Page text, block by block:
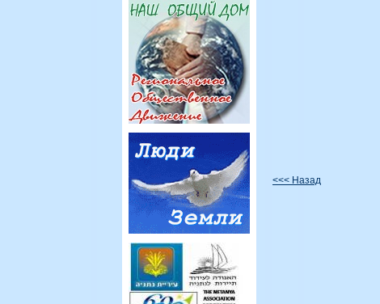
<<< Назад